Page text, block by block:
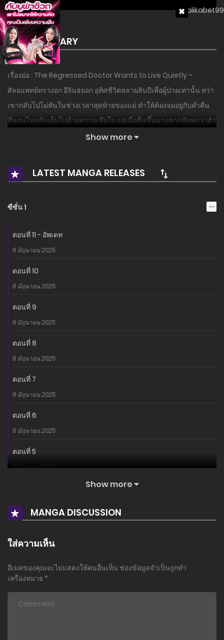
SUMMARY
เรื่องย่อ : The Regressed Doctor Wants to Live Quietly –
ศัลยแพทย์ทรวงอก อีจินฮยอก อุทิศชีวิตหลายสิบปีเพื่อผู้ป่วยเท่านั้น ทว่า
เขากลับไปไม่ทันในช่วงเวลาสุดท้ายของแม่ ทำให้ต้องจมอยู่กับค่ำคืน
ที่นอนไม่หลับเต็มไปด้วยความเสียใจ แต่เมื่อตื่นขึ้นมา เขากลับพบว่าตัว
เองย้อนเวลากลับไปในเดือนกุมภาพันธ์ ปี 1998 ซึ่งเป็นช่วงเวลาที่เขา
ทั้งหมดให้กับครอบครัว… แต่ไม่ว่าเขาจะทำอะไร การใช้ชีวิตอย่างเงียบ
สงบก็ดูเหมือนจะเป็นไปไม่ได้เลย…!
อ่านเรื่องนี้ก่อนใครได้ที่ MANGA-LC.NET เท่านั้น!
Show more
LATEST MANGA RELEASES
ซีซั่น 1
ตอนที่ 11 - อัพเดท
6 มิถุนายน 2025
ตอนที่ 10
6 มิถุนายน 2025
ตอนที่ 9
6 มิถุนายน 2025
ตอนที่ 8
6 มิถุนายน 2025
ตอนที่ 7
6 มิถุนายน 2025
ตอนที่ 6
6 มิถุนายน 2025
ตอนที่ 5
6 มิถุนายน 2025
ตอนที่ 3
6 มิถุนายน 2025
6 มิถุนายน 2025
Show more
MANGA DISCUSSION
ใส่ความเห็น
อีเมลของคุณจะไม่แสดงให้คนอื่นเห็น ช่องข้อมูลจำเป็นถูกทำ
เครื่องหมาย *